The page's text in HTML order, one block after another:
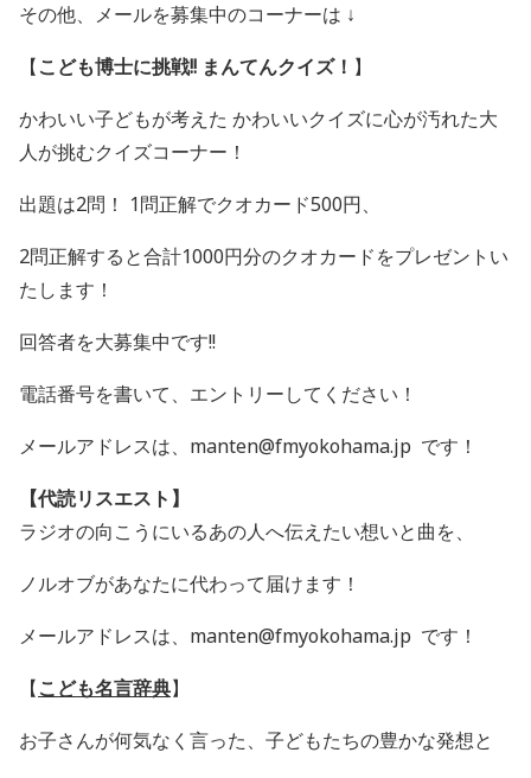
その他、メールを募集中のコーナーは ↓
【こども博士に挑戦!! まんてんクイズ！ 】
かわいい子どもが考えた かわいいクイズに心が汚れた大
人が挑むクイズコーナー！
出題は2問！ 1問正解でクオカード500円、
2問正解すると合計1000円分のクオカードをプレゼントい
たします！
回答者を大募集中です!!
電話番号を書いて、エントリーしてください！
メールアドレスは、manten@fmyokohama.jp です！
【代読リスエスト】
ラジオの向こうにいるあの人へ伝えたい想いと曲を、
ノルオブがあなたに代わって届けます！
メールアドレスは、manten@fmyokohama.jp です！
【こども名言辞典】
お子さんが何気なく言った、 子どもたちの豊かな発想と